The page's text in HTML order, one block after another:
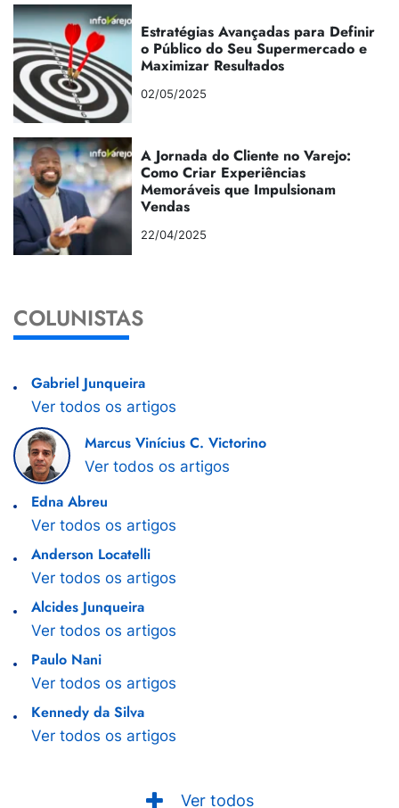
Estratégias Avançadas para Definir
o Público do Seu Supermercado e
Maximizar Resultados
02/05/2025
A Jornada do Cliente no Varejo:
Como Criar Experiências
Memoráveis que Impulsionam
Vendas
22/04/2025
COLUNISTAS
Gabriel Junqueira
Ver todos os artigos
Marcus Vinícius C. Victorino
Ver todos os artigos
Edna Abreu
Ver todos os artigos
Anderson Locatelli
Ver todos os artigos
Alcides Junqueira
Ver todos os artigos
Paulo Nani
Ver todos os artigos
Kennedy da Silva
Ver todos os artigos
Ver todos